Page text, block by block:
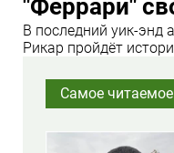
"Феррари"
В последний уик-энд
Рикар пройдёт
Самое читаемое